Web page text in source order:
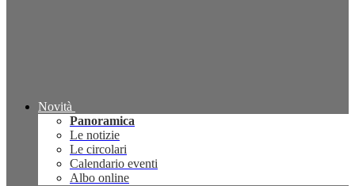
Novità
Panoramica
Le notizie
Le circolari
Calendario eventi
Albo online